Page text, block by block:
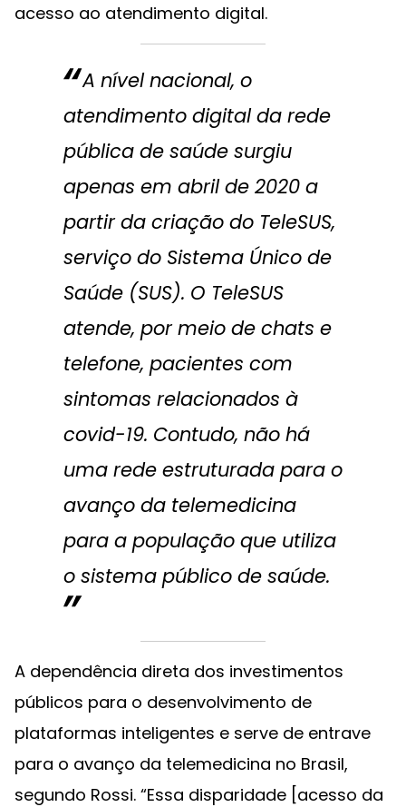
acesso ao atendimento digital.
A nível nacional, o
atendimento digital da rede
pública de saúde surgiu
apenas em abril de 2020 a
partir da criação do TeleSUS,
serviço do Sistema Único de
Saúde (SUS). O TeleSUS
atende, por meio de chats e
telefone, pacientes com
sintomas relacionados à
covid-19. Contudo, não há
uma rede estruturada para o
avanço da telemedicina
para a população que utiliza
o sistema público de saúde.
A dependência direta dos investimentos
públicos para o desenvolvimento de
plataformas inteligentes e serve de entrave
para o avanço da telemedicina no Brasil,
segundo Rossi. “Essa disparidade [acesso da